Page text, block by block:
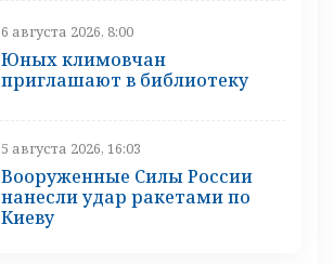
6 августа 2026, 8:00
Юных климовчан
приглашают в библиотеку
5 августа 2026, 16:03
Вооруженные Силы России
нанесли удар ракетами по
Киеву